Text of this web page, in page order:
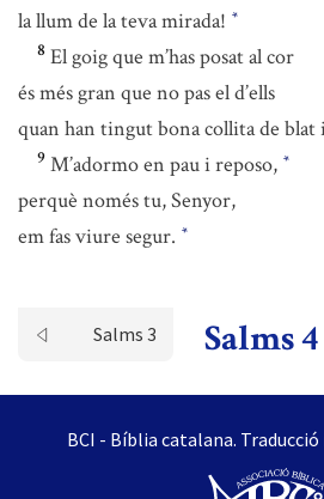
la llum de la teva mirada! *
8 El goig que m’has posat al cor
és més gran que no pas el d’ells
quan han tingut bona collita de blat
9 M’adormo en pau i reposo, *
perquè només tu, Senyor,
em fas viure segur. *
Salms 3 Salms 4
BCI - Bíblia catalana.